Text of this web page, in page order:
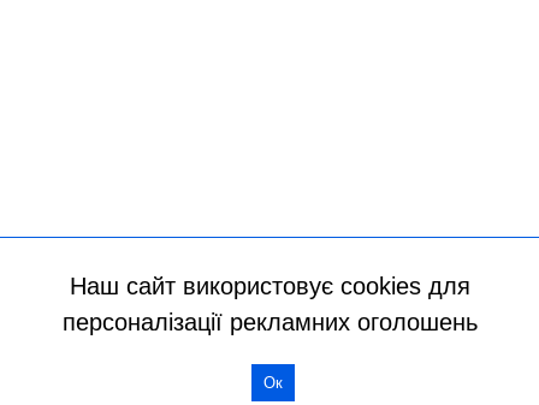
Наш сайт використовує cookies для
персоналізації рекламних оголошень
Ок